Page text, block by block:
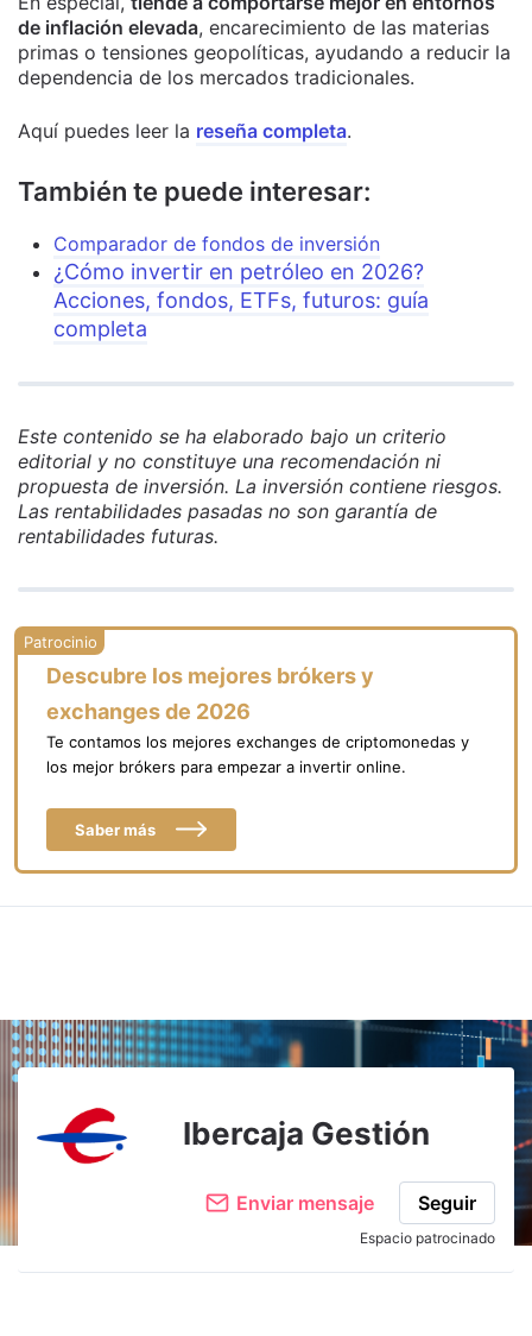
de inflación elevada, encarecimiento de las materias
primas o tensiones geopolíticas, ayudando a reducir la
dependencia de los mercados tradicionales.
Aquí puedes leer la reseña completa.
También te puede interesar:
Comparador de fondos de inversión
¿Cómo invertir en petróleo en 2026?
Acciones, fondos, ETFs, futuros: guía
completa
Este contenido se ha elaborado bajo un criterio
editorial y no constituye una recomendación ni
propuesta de inversión. La inversión contiene riesgos.
Las rentabilidades pasadas no son garantía de
rentabilidades futuras.
Descubre los mejores brókers y
exchanges de 2026
Te contamos los mejores exchanges de criptomonedas y
los mejor brókers para empezar a invertir online.
Saber más
Ibercaja Gestión
Enviar mensaje Seguir
Espacio patrocinado